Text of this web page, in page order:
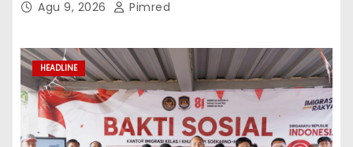
Agu 9, 2026 Pimred
HEADLINE